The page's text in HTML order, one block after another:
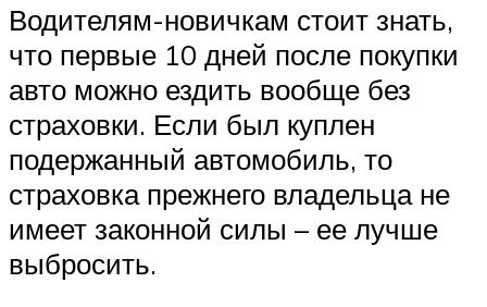
Водителям-новичкам стоит знать,
что первые 10 дней после покупки
авто можно ездить вообще без
страховки. Если был куплен
подержанный автомобиль, то
страховка прежнего владельца не
имеет законной силы – ее лучше
выбросить.